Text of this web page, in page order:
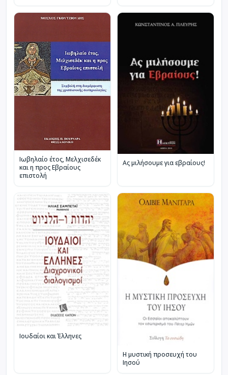
Ιωβηλαίο έτος, Μελχισεδέκ
και η προς Εβραίους
επιστολή
Ας μιλήσουμε για εβραίους!
Ιουδαίοι και Έλληνες
Η μυστική προσευχή του
Ιησού